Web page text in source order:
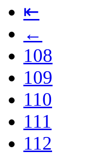
⇤
←
108
109
110
111
112